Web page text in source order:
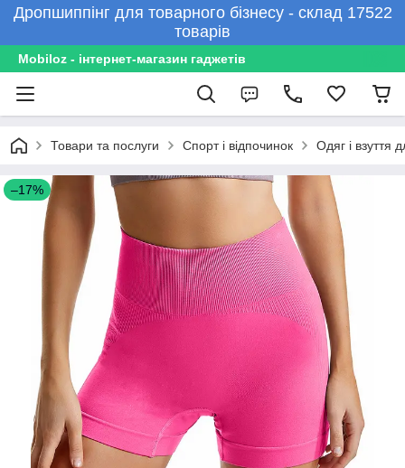
Дропшиппінг для товарного бізнесу - склад 17522
товарів
Mobiloz - інтернет-магазин гаджетів
Товари та послуги Спорт і відпочинок Одяг і взуття
–17%